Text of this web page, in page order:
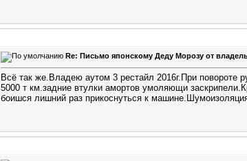
Re: Письмо японскому Деду Морозу от
Всё так же.Владею аутом 3 рестайл 2016г.При повороте
5000 т км.задние втулки амортов умоляющи
боишся лишний раз прикоснуться к